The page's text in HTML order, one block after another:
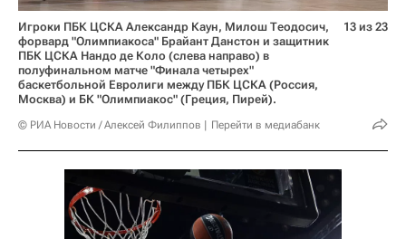
Игроки ПБК ЦСКА Александр Каун, Милош Теодосич,
форвард "Олимпиакоса" Брайант Данстон и защитник
ПБК ЦСКА Нандо де Коло (слева направо) в
полуфинальном матче "Финала четырех"
баскетбольной Евролиги между ПБК ЦСКА (Россия,
Москва) и БК "Олимпиакос" (Греция, Пирей).
© РИА Новости / Алексей Филиппов Перейти в медиабанк
13 из 23